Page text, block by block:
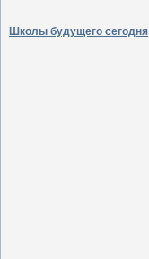
Школы будущего сегодня